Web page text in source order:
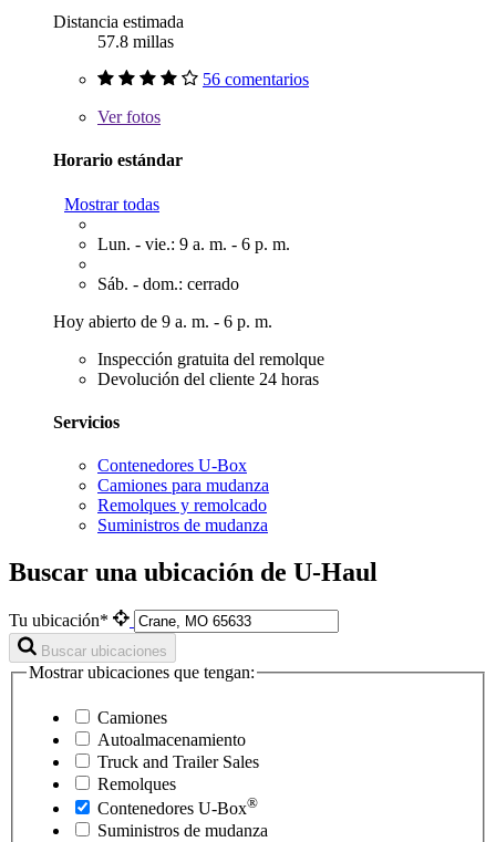
Distancia estimada
57.8 millas
56 comentarios
Verfotos
Horario estándar
Mostrar todas
Lun. - vie.: 9 a. m. - 6 p. m.
Sáb. - dom.: cerrado
Hoy abierto de 9 a. m. - 6 p. m.
Inspección gratuita del remolque
Devolución del cliente 24 horas
Servicios
Contenedores U-Box
Camiones para mudanza
Remolques y remolcado
Suministros de mudanza
Buscar una ubicación de U-Haul
Tu ubicación*
Buscar ubicaciones
Mostrar ubicaciones que tengan:
Camiones
Autoalmacenamiento
Truck and Trailer Sales
Remolques
Contenedores U-Box®
Suministros de mudanza